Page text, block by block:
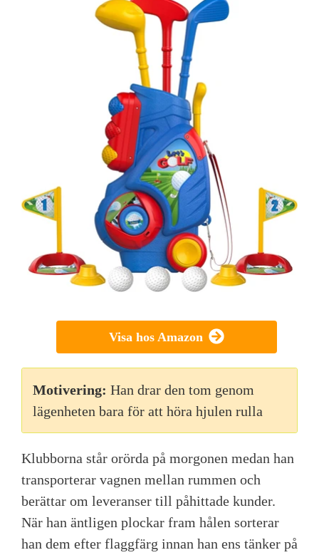
Visa hos Amazon
Motivering: Han drar den tom genom
lägenheten bara för att höra hjulen rulla
Klubborna står orörda på morgonen medan han
transporterar vagnen mellan rummen och
berättar om leveranser till påhittade kunder.
När han äntligen plockar fram hålen sorterar
han dem efter flaggfärg innan han ens tänker på